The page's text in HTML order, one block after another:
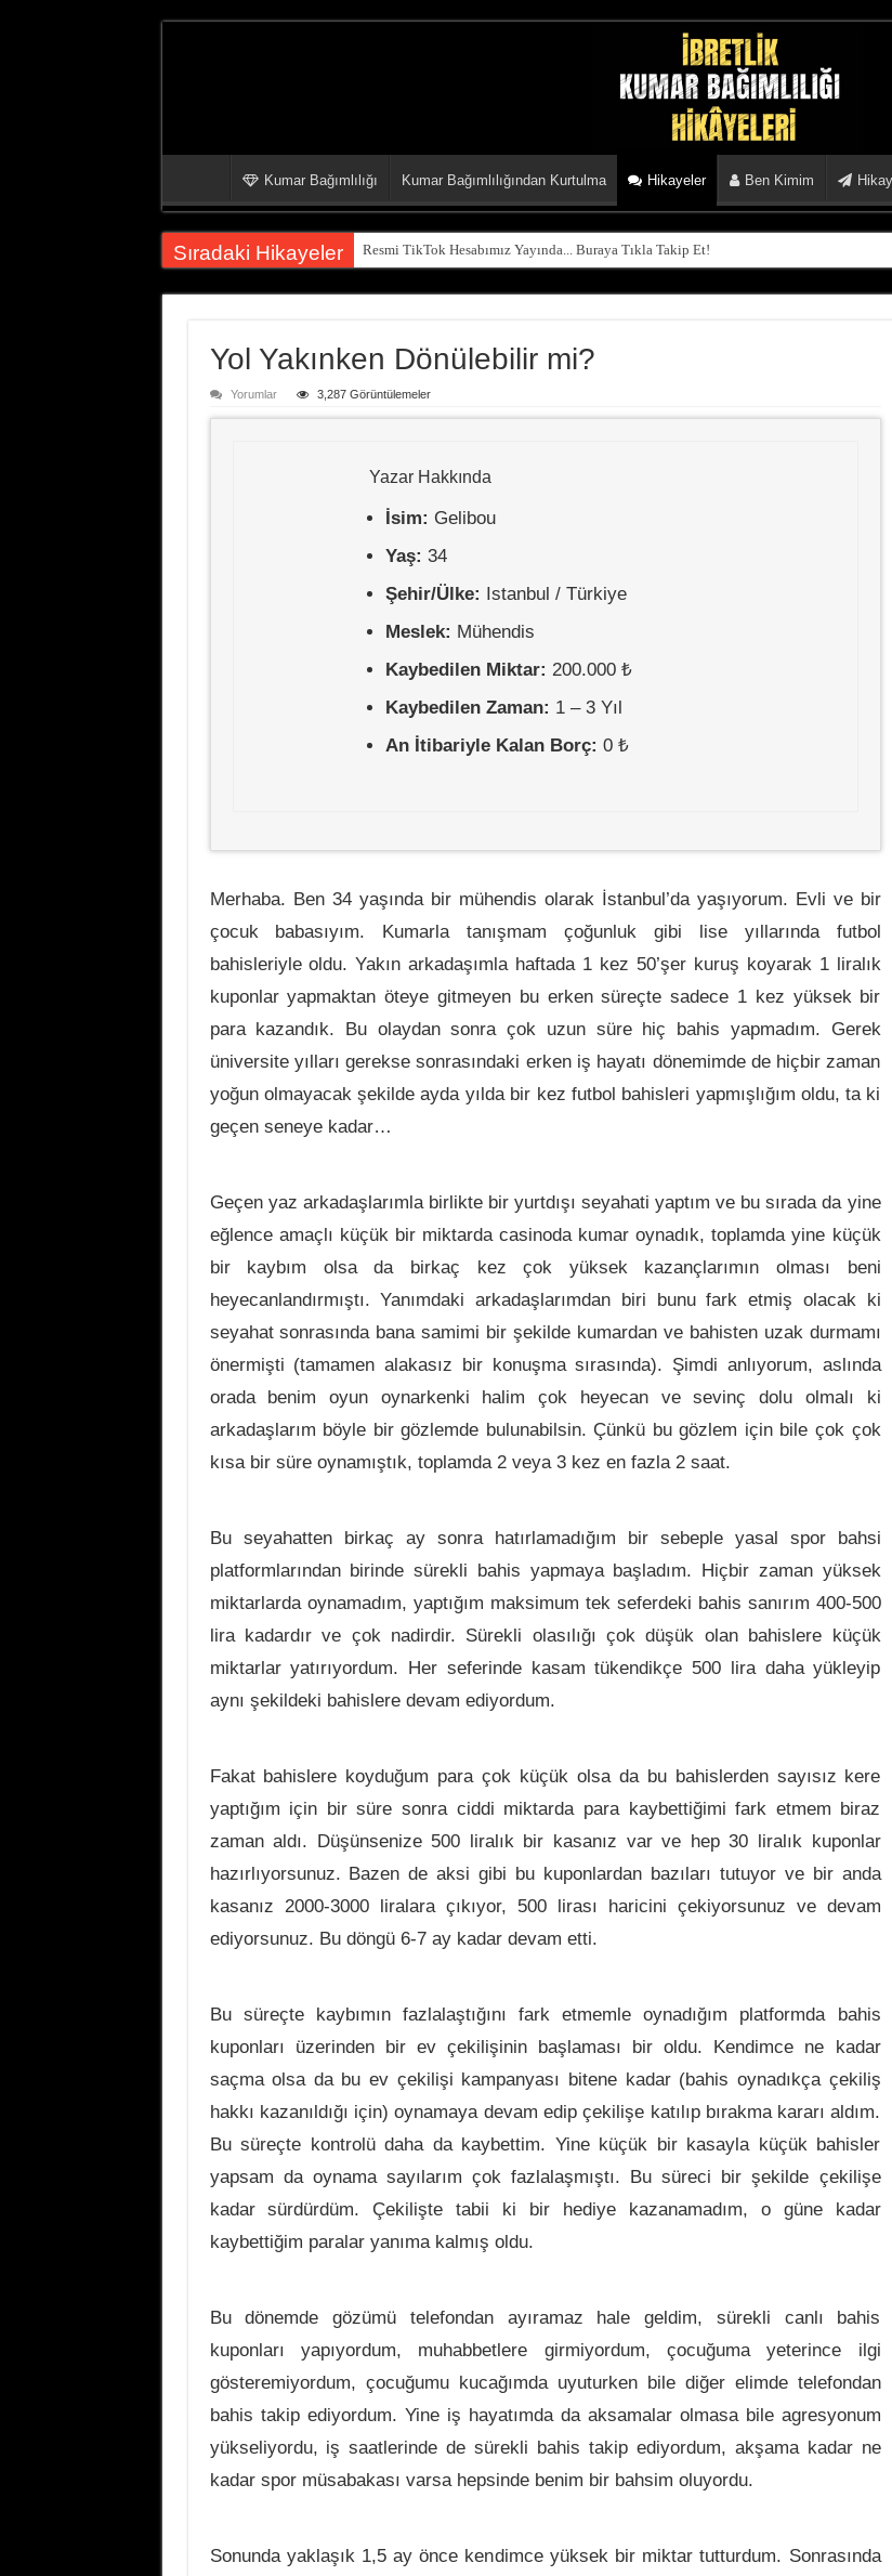
Kumar Bağımlılığı Kumar Bağımlılığından Kurtulma Hikayeler Ben Kimim
Sıradaki Hikayeler Resmi TikTok Hesabımız Yayında... Buraya Tıkla Takip Et!
Yol Yakınken Dönülebilir mi?
Yorumlar 3,287 Görüntülemeler
Yazar Hakkında
İsim: Gelibou
Yaş: 34
Şehir/Ülke: Istanbul / Türkiye
Meslek: Mühendis
Kaybedilen Miktar: 200.000 ₺
Kaybedilen Zaman: 1 – 3 Yıl
An İtibariyle Kalan Borç: 0 ₺
Merhaba. Ben 34 yaşında bir mühendis olarak İstanbul’da yaşıyorum. Evli ve bir
çocuk babasıyım. Kumarla tanışmam çoğunluk gibi lise yıllarında futbol
bahisleriyle oldu. Yakın arkadaşımla haftada 1 kez 50’şer kuruş koyarak 1 liralık
kuponlar yapmaktan öteye gitmeyen bu erken süreçte sadece 1 kez yüksek bir
para kazandık. Bu olaydan sonra çok uzun süre hiç bahis yapmadım. Gerek
üniversite yılları gerekse sonrasındaki erken iş hayatı dönemimde de hiçbir zaman
yoğun olmayacak şekilde ayda yılda bir kez futbol bahisleri yapmışlığım oldu, ta ki
geçen seneye kadar…
Geçen yaz arkadaşlarımla birlikte bir yurtdışı seyahati yaptım ve bu sırada da yine
eğlence amaçlı küçük bir miktarda casinoda kumar oynadık, toplamda yine küçük
bir kaybım olsa da birkaç kez çok yüksek kazançlarımın olması beni
heyecanlandırmıştı. Yanımdaki arkadaşlarımdan biri bunu fark etmiş olacak ki
seyahat sonrasında bana samimi bir şekilde kumardan ve bahisten uzak durmamı
önermişti (tamamen alakasız bir konuşma sırasında). Şimdi anlıyorum, aslında
orada benim oyun oynarkenki halim çok heyecan ve sevinç dolu olmalı ki
arkadaşlarım böyle bir gözlemde bulunabilsin. Çünkü bu gözlem için bile çok çok
kısa bir süre oynamıştık, toplamda 2 veya 3 kez en fazla 2 saat.
Bu seyahatten birkaç ay sonra hatırlamadığım bir sebeple yasal spor bahsi
platformlarından birinde sürekli bahis yapmaya başladım. Hiçbir zaman yüksek
miktarlarda oynamadım, yaptığım maksimum tek seferdeki bahis sanırım 400-500
lira kadardır ve çok nadirdir. Sürekli olasılığı çok düşük olan bahislere küçük
miktarlar yatırıyordum. Her seferinde kasam tükendikçe 500 lira daha yükleyip
aynı şekildeki bahislere devam ediyordum.
Fakat bahislere koyduğum para çok küçük olsa da bu bahislerden sayısız kere
yaptığım için bir süre sonra ciddi miktarda para kaybettiğimi fark etmem biraz
zaman aldı. Düşünsenize 500 liralık bir kasanız var ve hep 30 liralık kuponlar
hazırlıyorsunuz. Bazen de aksi gibi bu kuponlardan bazıları tutuyor ve bir anda
kasanız 2000-3000 liralara çıkıyor, 500 lirası haricini çekiyorsunuz ve devam
ediyorsunuz. Bu döngü 6-7 ay kadar devam etti.
Bu süreçte kaybımın fazlalaştığını fark etmemle oynadığım platformda bahis
kuponları üzerinden bir ev çekilişinin başlaması bir oldu. Kendimce ne kadar
saçma olsa da bu ev çekilişi kampanyası bitene kadar (bahis oynadıkça çekiliş
hakkı kazanıldığı için) oynamaya devam edip çekilişe katılıp bırakma kararı aldım.
Bu süreçte kontrolü daha da kaybettim. Yine küçük bir kasayla küçük bahisler
yapsam da oynama sayılarım çok fazlalaşmıştı. Bu süreci bir şekilde çekilişe
kadar sürdürdüm. Çekilişte tabii ki bir hediye kazanamadım, o güne kadar
kaybettiğim paralar yanıma kalmış oldu.
Bu dönemde gözümü telefondan ayıramaz hale geldim, sürekli canlı bahis
kuponları yapıyordum, muhabbetlere girmiyordum, çocuğuma yeterince ilgi
gösteremiyordum, çocuğumu kucağımda uyuturken bile diğer elimde telefondan
bahis takip ediyordum. Yine iş hayatımda da aksamalar olmasa bile agresyonum
yükseliyordu, iş saatlerinde de sürekli bahis takip ediyordum, akşama kadar ne
kadar spor müsabakası varsa hepsinde benim bir bahsim oluyordu.
Sonunda yaklaşık 1,5 ay önce kendimce yüksek bir miktar tutturdum. Sonrasında